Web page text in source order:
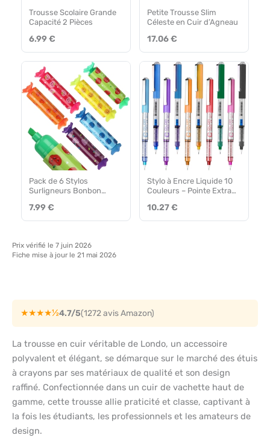
Trousse Scolaire Grande
Capacité 2 Pièces
6.99 €
Petite Trousse Slim
Céleste en Cuir d’Agneau
17.06 €
Pack de 6 Stylos
Surligneurs Bonbon
7.99 €
Stylo à Encre Liquide 10
Couleurs – Pointe Extra
10.27 €
Prix vérifié le 7 juin 2026
Fiche mise à jour le 21 mai 2026
★★★★½4.7/5(1272 avis Amazon)
La trousse en cuir véritable de Londo, un accessoire
polyvalent et élégant, se démarque sur le marché des étuis
à crayons par ses matériaux de qualité et son design
raffiné. Confectionnée dans un cuir de vachette haut de
gamme, cette trousse allie praticité et classe, captivant à
la fois les étudiants, les professionnels et les amateurs de
design.